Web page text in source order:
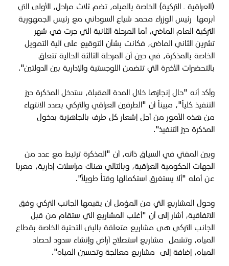
(العراقية ـ التركية) الخاصة بالمياه، تضم ثلاث مراحل، الأولى التي
أبرمها رئيس الوزراء محمد شياع السوداني مع رئيس الجمهورية
التركية العام الماضي، أما المرحلة الثانية التي جرت في شهر
تشرين الثاني الماضي، فكانت بشأن التوقيع على آلية التمويل
الخاصة بالمذكرة، في حين أن المرحلة الثالثة الحالية تتعلق
بالتحضيرات الأخيرة التي تتضمن اللوجستية والإدارية بين الدولتين".
وأكد أنه "حال إنجازها خلال المدة المقبلة، ستدخل المذكرة حيز
التنفيذ كلياً"، مبيناً أن "الطرفين العراقي والتركي بصدد الانتهاء
من هذه الأمور من أجل إشعار كل طرف بالجاهزية بدخول
المذكرة حيز التنفيذ".
وبين المفتي في السياق ذاته، أن "المذكرة ترتبط مع عدد من
الجهات الحكومية العراقية، وبالتالي هناك مراسلات إدارية، معربا
عن أمله "ألا يستغرق استكمالها وقتاً طويلاً".
وحول المشاريع التي من المؤمل أن يقيمها الجانب التركي وفق
الاتفاقية، أشار إلى أن "أغلب المشاريع التي ستقام من قبل
الجانب التركي هي مشاريع متعلقة بالبنى التحتية الخاصة بقطاع
المياه، وتشمل مشاريع استصلاح أراض وإنشاء سدود لحصاد
المياه، إضافة إلى مشاريع معالجة وتحسين المياه".